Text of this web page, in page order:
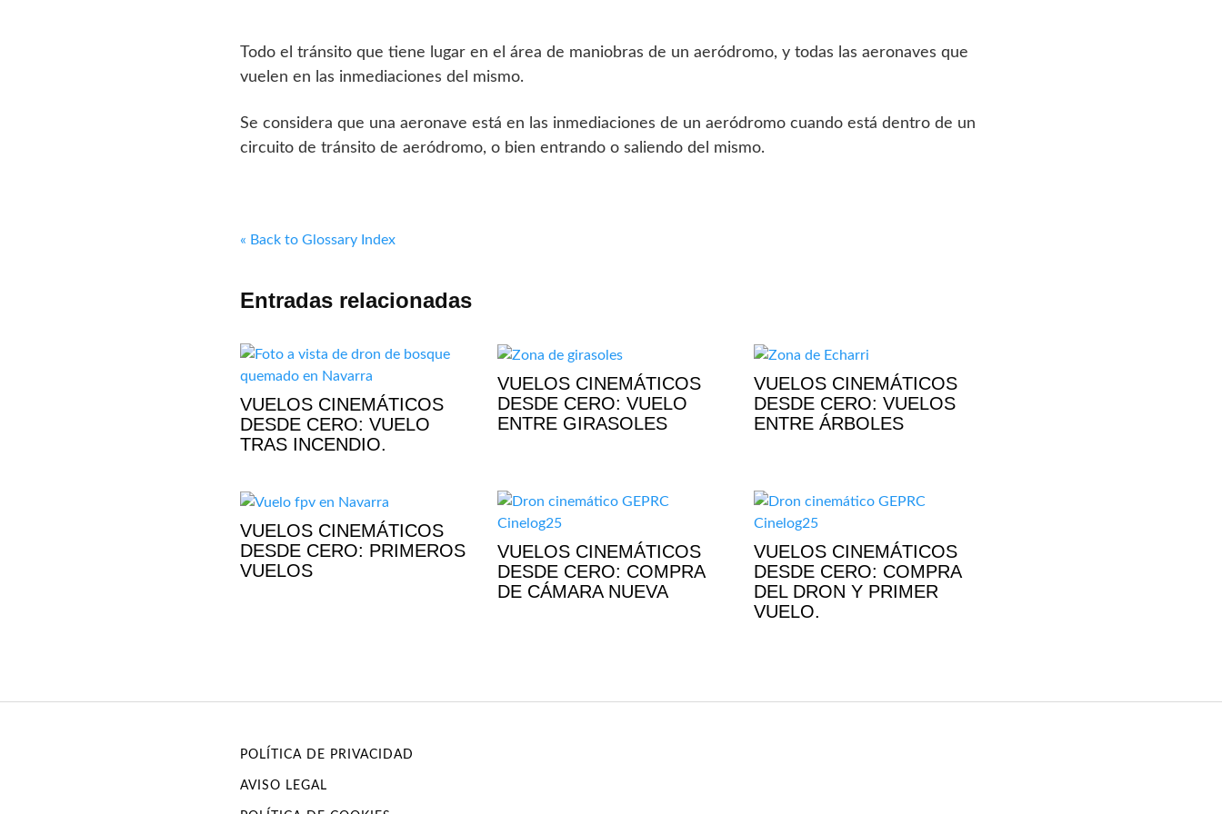
Todo el tránsito que tiene lugar en el área de maniobras de un aeródromo, y todas las aeronaves que
vuelen en las inmediaciones del mismo.
Se considera que una aeronave está en las inmediaciones de un aeródromo cuando está dentro de un
circuito de tránsito de aeródromo, o bien entrando o saliendo del mismo.
« Back to Glossary Index
Entradas relacionadas
VUELOS CINEMÁTICOS
DESDE CERO: VUELO
TRAS INCENDIO.
VUELOS CINEMÁTICOS
DESDE CERO: VUELO
ENTRE GIRASOLES
VUELOS CINEMÁTICOS
DESDE CERO: VUELOS
ENTRE ÁRBOLES
VUELOS CINEMÁTICOS
DESDE CERO: PRIMEROS
VUELOS
VUELOS CINEMÁTICOS
DESDE CERO: COMPRA
DE CÁMARA NUEVA
VUELOS CINEMÁTICOS
DESDE CERO: COMPRA
DEL DRON Y PRIMER
VUELO.
POLÍTICA DE PRIVACIDAD
AVISO LEGAL